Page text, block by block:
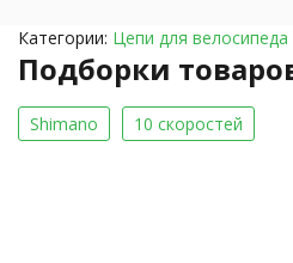
Категории: Цепи для велосипеда
Подборки
Shimano 10 скоростей